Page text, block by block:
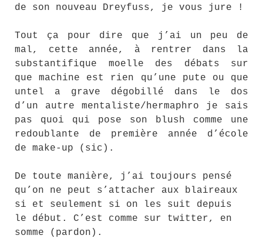
de son nouveau Dreyfuss, je vous jure !
Tout ça pour dire que j’ai un peu de
mal, cette année, à rentrer dans la
substantifique moelle des débats sur
que machine est rien qu’une pute ou que
untel a grave dégobillé dans le dos
d’un autre mentaliste/hermaphro je sais
pas quoi qui pose son blush comme une
redoublante de première année d’école
de make-up (sic).
De toute manière, j’ai toujours pensé
qu’on ne peut s’attacher aux blaireaux
si et seulement si on les suit depuis
le début. C’est comme sur twitter, en
somme (pardon).